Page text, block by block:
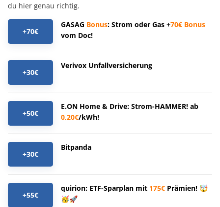
du hier genau richtig.
+70€
GASAG Bonus: Strom oder Gas +70€ Bonus
vom Doc!
+30€
Verivox Unfallversicherung
+50€
E.ON Home & Drive: Strom-HAMMER! ab
0,20€/kWh!
+30€
Bitpanda
+55€
quirion: ETF-Sparplan mit 175€ Prämien! 🤯
🥳🚀